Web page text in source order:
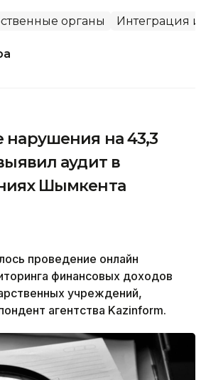
органы Интеграция и
на 43,3
аудит в
Шымкента
проведение онлайн
финансовых доходов
учреждений,
агентства Kazinform.